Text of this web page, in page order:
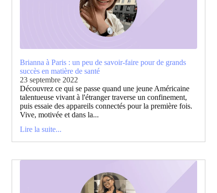
Brianna à Paris : un peu de savoir-faire pour de grands
succès en matière de santé
23 septembre 2022
Découvrez ce qui se passe quand une jeune Américaine
talentueuse vivant à l'étranger traverse un confinement,
puis essaie des appareils connectés pour la première fois.
Vive, motivée et dans la...
Lire la suite...